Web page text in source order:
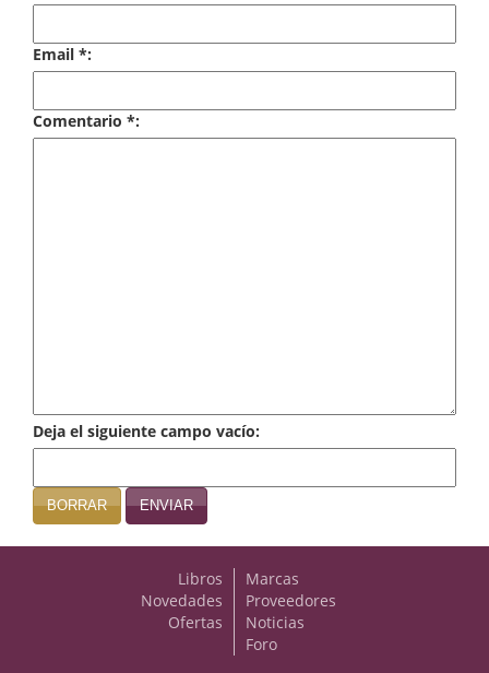
historia
Local
Mafia y espionaje
Email *:
Comentario *:
Deja el siguiente campo vacío:
BORRAR ENVIAR
Libros
Novedades
Ofertas
Marcas
Proveedores
Noticias
Foro